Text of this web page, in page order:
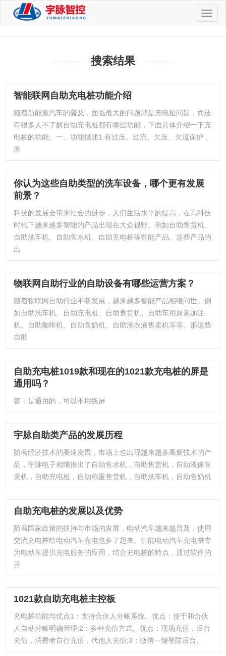
切
换
搜索结果
智能联网自助充电桩功能介绍
随着新能源汽车的普及，面临最大的问题就是充电桩问题，而还
有很多人不了解自助充电桩都有哪些功能，下面具体介绍一下充
电桩的功能。一、功能描述1.有过压、过流、欠压、欠流保护，
所
你认为这些自助类型的洗车设备，哪个更有发展
前景？
科技的发展会带来社会的进步，人们生活水平的提高，在高科技
时代下越来越多智能的产品出现在大众视野。例如自助售货机、
自助洗车机、自助售水机、自助充电桩等智能产品。这些产品的
出
物联网自助行业的自助设备有哪些运营方案？
随着物联网自助行业不断发展，越来越多智能产品相继问世。例
如自助洗车机、自助充电桩、自助售货机、自助车用尿素加注
机、自助咖啡机、自助售奶机、自助洗衣液售卖机等等。那这些
自助
自助充电桩1019款和现在的1021款充电桩的屏是
通用吗？
答：是通用的，可以不用换屏
宇脉自助类产品的发展历程
随着经济技术的高速发展，市场上也出现越来越多高新技术的产
品，宇脉电子相继推出了自助售水机，自助售货机，自助液体售
卖机，自助充电桩，自助称重售货机，自助洗车机，自助售奶机
自助充电桩的发展以及优势
随着国家政策的扶持与市场的发展，电动汽车越来越普及，使用
交流充电桩给电动汽车充电也多了起来。智能电动汽车充电桩专
为电动车提供充电服务的应用，结合充电桩的特点，通过软件的
开
1021款自助充电桩主控板
充电桩功能与优点1：支持合伙人分账系统。优点：便于和合伙
人自动分账明确管理;2：多种充值方式。优点：现场充值，后台
充值，消费者自行充值，代他人充值;3：微信一键登陆后台。